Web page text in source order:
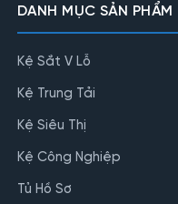
DANH MỤC SẢN PHẨM
Kệ Sắt V Lỗ
Kệ Trung Tải
Kệ Siêu Thị
Kệ Công Nghiệp
Tủ Hồ Sơ